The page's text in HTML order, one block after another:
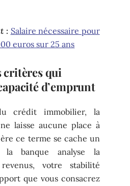
: Salaire nécessaire pour
euros sur 25 ans
critères qui
d’emprunt
crédit immobilier, la
laisse aucune place à
ce terme se cache un
banque analyse la
votre stabilité
que vous consacrez